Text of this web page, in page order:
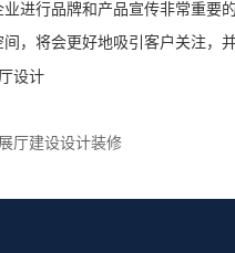
进行品牌和产品宣传非常重
，将会更好地吸引客户关注，
设计
厅建设设计装修